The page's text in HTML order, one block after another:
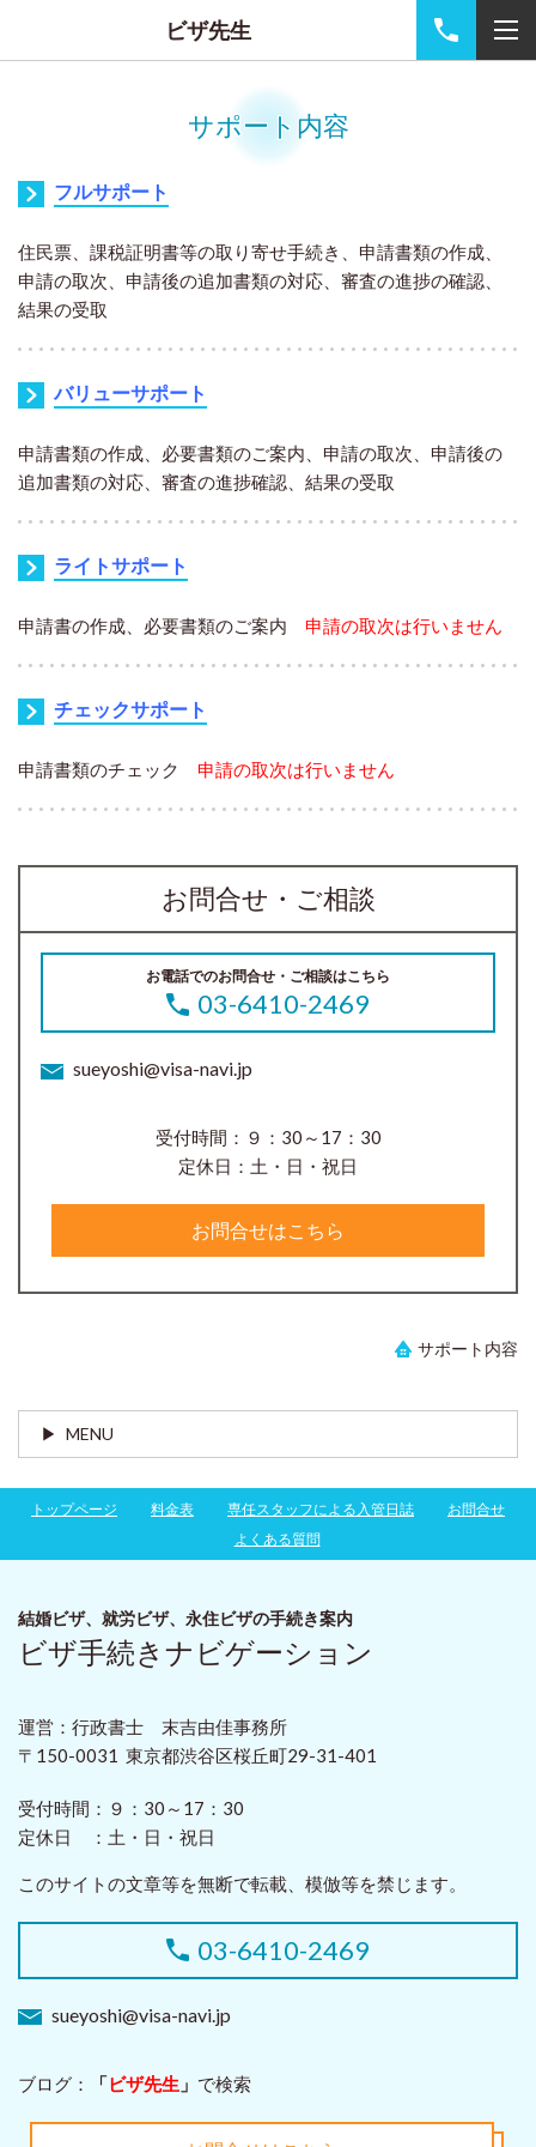
ビザ先生
サポート内容
フルサポート
住民票、課税証明書等の取り寄せ手続き、申請書類の作成、
申請の取次、申請後の追加書類の対応、審査の進捗の確認、
結果の受取
バリューサポート
申請書類の作成、必要書類のご案内、申請の取次、申請後の
追加書類の対応、審査の進捗確認、結果の受取
ライトサポート
申請書の作成、必要書類のご案内 申請の取次は行いません
チェックサポート
申請書類のチェック 申請の取次は行いません
お問合せ・ご相談
お電話でのお問合せ・ご相談はこちら
03-6410-2469
sueyoshi@visa-navi.jp
受付時間：９：30～17：30
定休日：土・日・祝日
お問合せはこちら
サポート内容
MENU
トップページ 料金表 専任スタッフによる入管日誌
お問合せ
よくある質問
結婚ビザ、就労ビザ、永住ビザの手続き案内
ビザ手続きナビゲーション
運営：行政書士 末吉由佳事務所
〒150-0031 東京都渋谷区桜丘町29-31-401
受付時間： ９：30～17：30
定休日 ： 土・日・祝日
このサイトの文章等を無断で転載、模倣等を禁じます。
03-6410-2469
sueyoshi@visa-navi.jp
ブログ： 「ビザ先生 」 で検索